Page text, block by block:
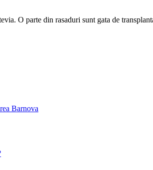
O parte din rasaduri sunt gata de
Barnova